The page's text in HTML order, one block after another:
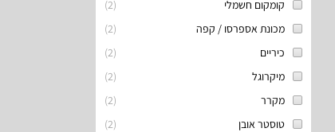
(
2
)
קומקום חשמלי
(
2
)
מכונת אספרסו / קפה
(
2
)
כיריים
(
2
)
מיקרוגל
(
2
)
מקרר
(
2
) טוסטר אובן